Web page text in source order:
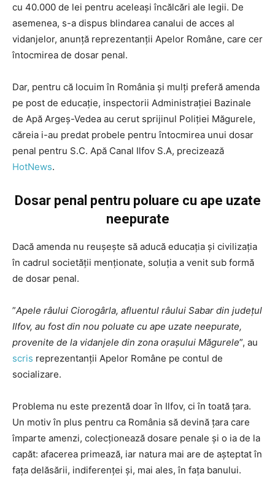
cu 40.000 de lei pentru aceleași încălcări ale legii. De
asemenea, s-a dispus blindarea canalui de acces al
vidanjelor, anunță reprezentanții Apelor Române, care cer
întocmirea de dosar penal.
Dar, pentru că locuim în România și mulți preferă amenda
pe post de educație, inspectorii Administraţiei Bazinale
de Apă Argeş-Vedea au cerut sprijinul Poliţiei Măgurele,
căreia i-au predat probele pentru întocmirea unui dosar
penal pentru S.C. Apă Canal Ilfov S.A, precizează
HotNews.
Dosar penal pentru poluare cu ape uzate
neepurate
Dacă amenda nu reușește să aducă educația și civilizația
în cadrul societății menționate, soluția a venit sub formă
de dosar penal.
”Apele râului Ciorogârla, afluentul râului Sabar din județul
Ilfov, au fost din nou poluate cu ape uzate neepurate,
provenite de la vidanjele din zona orașului Măgurele”, au
scris reprezentanții Apelor Române pe contul de
socializare.
Problema nu este prezentă doar în Ilfov, ci în toată țara.
Un motiv în plus pentru ca România să devină țara care
împarte amenzi, colecționează dosare penale și o ia de la
capăt: afacerea primează, iar natura mai are de așteptat în
fața delăsării, indiferenței și, mai ales, în fața banului.